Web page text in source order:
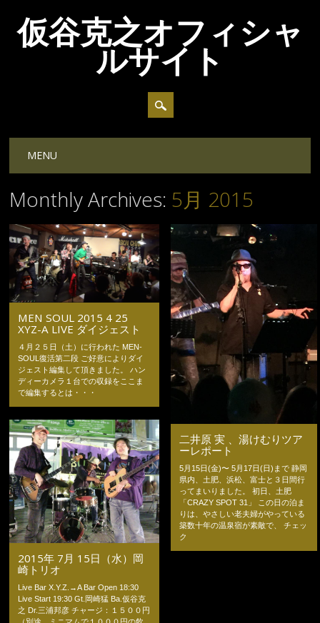
仮谷克之オフィシャ
ルサイト
Main menu
MENU
Monthly Archives: 5月 2015
MEN SOUL 2015 4 25
XYZ-A LIVE ダイジェスト
４月２５日（土）に行われた MEN-
SOUL復活第二段 ご好意によりダイ
ジェスト編集して頂きました。 ハン
ディーカメラ１台での収録をここま
で編集するとは・・・
二井原 実 、湯けむりツア
ーレポート
5月15日(金)〜 5月17日(日)まで 静岡
県内、土肥、浜松、富士と３日間行
ってまいりました。 初日、土肥
「CRAZY SPOT 31」 この日の泊ま
りは、やさしい老夫婦がやっている
築数十年の温泉宿が素敵で、 チェッ
ク
2015年 7月 15日（水）岡
崎トリオ
Live Bar X.Y.Z.→A Bar Open 18:30
Live Start 19:30 Gt.岡崎猛 Ba.仮谷克
之 Dr.三浦邦彦 チャージ：１５００円